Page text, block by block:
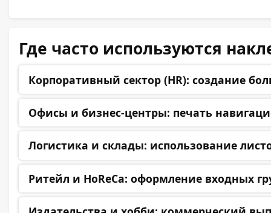
Где часто используются
Корпоративный сектор (HR): создание
Офисы и бизнес-центры: печать
Логистика и склады: использование
Ритейл и HoReCa: оформление входных